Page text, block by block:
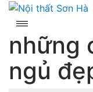
Skip
content
những
ngủ